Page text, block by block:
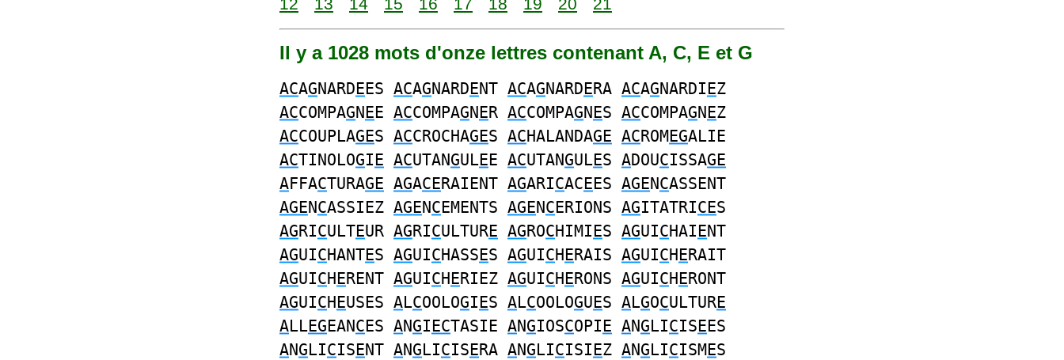
Il y a 1028 mots d'onze lettres contenant A, C, E et G
ACAGNARDEES ACAGNARDENT ACAGNARDERA ACAGNARDIEZ
ACCOMPAGNEE ACCOMPAGNER ACCOMPAGNES ACCOMPAGNEZ
ACCOUPLAGES ACCROCHAGES ACHALANDAGE ACROMEGALIE
ACTINOLOGIE ACUTANGULEE ACUTANGULES ADOUCISSAGE
AFFACTURAGE AGACERAIENT AGARICACEES AGENCASSENT
AGENCASSIEZ AGENCEMENTS AGENCERIONS AGITATRICES
AGRICULTEUR AGRICULTURE AGROCHIMIES AGUICHAIENT
AGUICHANTES AGUICHASSES AGUICHERAIS AGUICHERAIT
AGUICHERENT AGUICHERIEZ AGUICHERONS AGUICHERONT
AGUICHEUSES ALCOOLOGIES ALCOOLOGUES ALGOCULTURE
ALLEGEANCES ANGIECTASIE ANGIOSCOPIE ANGLICISEES
ANGLICISENT ANGLICISERA ANGLICISIEZ ANGLICISMES